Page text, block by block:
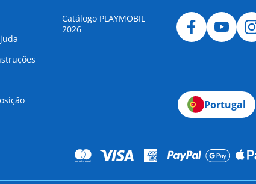
Catálogo PLAYMOBIL
2026
Portugal